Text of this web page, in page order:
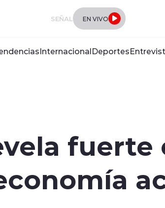
SEÑAL EN VIVO
InternacionalDeportes
fuerte